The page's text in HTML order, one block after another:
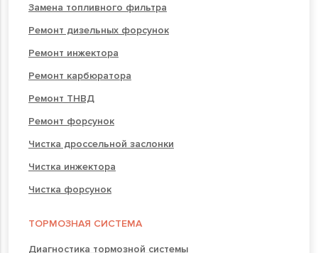
Замена топливного фильтра
Ремонт дизельных форсунок
Ремонт инжектора
Ремонт карбюратора
Ремонт ТНВД
Ремонт форсунок
Чистка дроссельной заслонки
Чистка инжектора
Чистка форсунок
ТОРМОЗНАЯ СИСТЕМА
Диагностика тормозной системы